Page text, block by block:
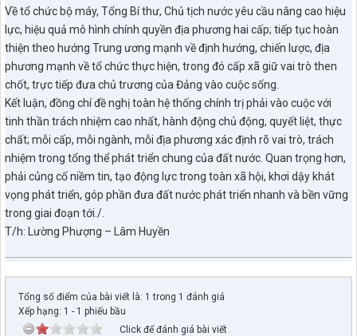
Về tổ chức bộ máy, Tổng Bí thư, Chủ tịch nước yêu cầu nâng cao hiệu
lực, hiệu quả mô hình chính quyền địa phương hai cấp; tiếp tục hoàn
thiện theo hướng Trung ương mạnh về định hướng, chiến lược, địa
phương mạnh về tổ chức thực hiện, trong đó cấp xã giữ vai trò then
chốt, trực tiếp đưa chủ trương của Đảng vào cuộc sống.
Kết luận, đồng chí đề nghị toàn hệ thống chính trị phải vào cuộc với
tinh thần trách nhiệm cao nhất, hành động chủ động, quyết liệt, thực
chất; mỗi cấp, mỗi ngành, mỗi địa phương xác định rõ vai trò, trách
nhiệm trong tổng thể phát triển chung của đất nước. Quan trọng hơn,
phải củng cố niềm tin, tạo động lực trong toàn xã hội, khơi dậy khát
vọng phát triển, góp phần đưa đất nước phát triển nhanh và bền vững
trong giai đoạn tới./.
T/h: Lường Phượng – Lâm Huyền
Tổng số điểm của bài viết là: 1 trong 1 đánh giá
Xếp hạng: 1 - 1 phiếu bầu
Click để đánh giá bài viết